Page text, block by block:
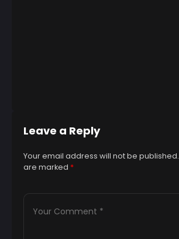
Leave a Reply
Your email address will not be published.
are marked *